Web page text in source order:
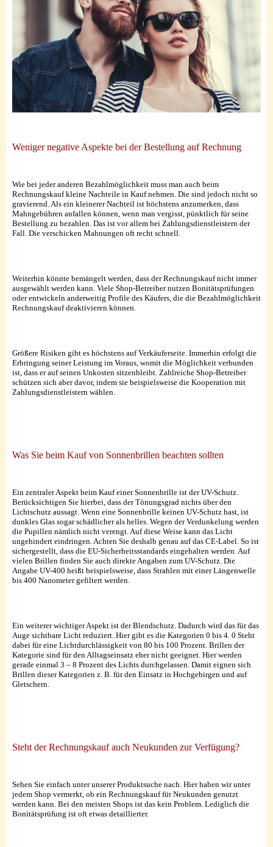
Weniger negative Aspekte bei der Bestellung auf Rechnung
Wie bei jeder anderen Bezahlmöglichkeit muss man auch beim
Rechnungskauf kleine Nachteile in Kauf nehmen. Die sind jedoch nicht so
gravierend. Als ein kleinerer Nachteil ist höchstens anzumerken, dass
Mahngebühren anfallen können, wenn man vergisst, pünktlich für seine
Bestellung zu bezahlen. Das ist vor allem bei Zahlungsdienstleistern der
Fall. Die verschicken Mahnungen oft recht schnell.
Weiterhin könnte bemängelt werden, dass der Rechnungskauf nicht immer
ausgewählt werden kann. Viele Shop-Betreiber nutzen Bonitätsprüfungen
oder entwickeln anderweitig Profile des Käufers, die die Bezahlmöglichkeit
Rechnungskauf deaktivieren können.
Größere Risiken gibt es höchstens auf Verkäuferseite. Immerhin erfolgt die
Erbringung seiner Leistung im Voraus, womit die Möglichkeit verbunden
ist, dass er auf seinen Unkosten sitzenbleibt. Zahlreiche Shop-Betreiber
schützen sich aber davor, indem sie beispielsweise die Kooperation mit
Zahlungsdienstleistern wählen.
Was Sie beim Kauf von Sonnenbrillen beachten sollten
Ein zentraler Aspekt beim Kauf einer Sonnenbrille ist der UV-Schutz.
Berücksichtigen Sie hierbei, dass der Tönungsgrad nichts über den
Lichtschutz aussagt. Wenn eine Sonnenbrille keinen UV-Schutz hast, ist
dunkles Glas sogar schädlicher als helles. Wegen der Verdunkelung werden
die Pupillen nämlich nicht verengt. Auf diese Weise kann das Licht
ungehindert eindringen. Achten Sie deshalb genau auf das CE-Label. So ist
sichergestellt, dass die EU-Sicherheitsstandards eingehalten werden. Auf
vielen Brillen finden Sie auch direkte Angaben zum UV-Schutz. Die
Angabe UV-400 heißt beispielsweise, dass Strahlen mit einer Längenwelle
bis 400 Nanometer gefiltert werden.
Ein weiterer wichtiger Aspekt ist der Blendschutz. Dadurch wird das für das
Auge sichtbare Licht reduziert. Hier gibt es die Kategorien 0 bis 4. 0 Steht
dabei für eine Lichtdurchlässigkeit von 80 bis 100 Prozent. Brillen der
Kategorie sind für den Alltagseinsatz eher nicht geeignet. Hier werden
gerade einmal 3 – 8 Prozent des Lichts durchgelassen. Damit eignen sich
Brillen dieser Kategorien z. B. für den Einsatz in Hochgebirgen und auf
Gletschern.
Steht der Rechnungskauf auch Neukunden zur Verfügung?
Sehen Sie einfach unter unserer Produktsuche nach. Hier haben wir unter
jedem Shop vermerkt, ob ein Rechnungskauf für Neukunden genutzt
werden kann. Bei den meisten Shops ist das kein Problem. Lediglich die
Bonitätsprüfung ist oft etwas detaillierter.